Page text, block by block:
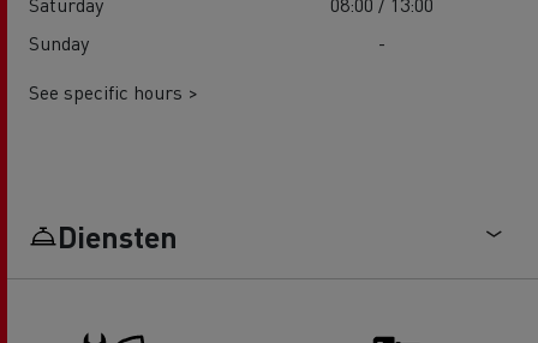
Sunday
-
See specific hours >
Diensten